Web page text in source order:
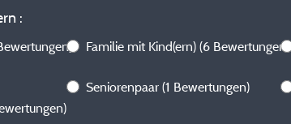
:
Familie mit Kind(ern)(6 Bewertungen)
Seniorenpaar(1 Bewertungen)